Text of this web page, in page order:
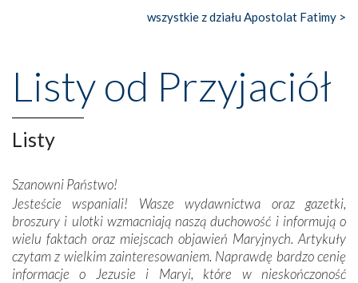
Nasze pielgrzymkowe wyprawy, których celem były
wznoszono na chwałę Bożą, na przykład – w podzięce za
Opatrznościową pomoc w wygranej bitwie o
niepodległość kraju. Zachwyt budziła potężna, a zarazem
misterna architektura tych monumentalnych dzieł,
wspaniałe zdobienia, dbałość ich twórców o detale,
budowniczych.
Podążyliśmy też śladami fatimskich wizjonerów – Łucji
dos Santos oraz świętych Hiacynty i Franciszka Marto.
Modliliśmy się przy ich grobach. Odprawiliśmy Drogę
Krzyżową w ich rodzinnych stronach, odwiedziliśmy
wszystkie z działu Apostolat Fatimy >
Listy od Przyjaciół
Listy
Szanowni Państwo!
Jesteście wspaniali! Wasze wydawnictwa oraz gazetki,
broszury i ulotki wzmacniają naszą duchowość i informują o
wielu faktach oraz miejscach objawień Maryjnych. Artykuły
czytam z wielkim zainteresowaniem. Naprawdę bardzo cenię
informacje o Jezusie i Maryi, które w nieskończoność